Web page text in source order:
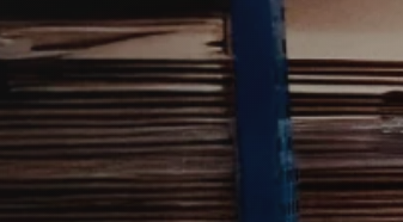
private og mindre erhverv.
der hurtigt kan vurdere